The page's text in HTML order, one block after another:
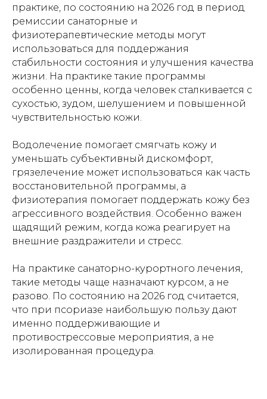
практике, по состоянию на 2026 год в период
ремиссии санаторные и
физиотерапевтические методы могут
использоваться для поддержания
стабильности состояния и улучшения качества
жизни. На практике такие программы
особенно ценны, когда человек сталкивается с
сухостью, зудом, шелушением и повышенной
чувствительностью кожи.
Водолечение помогает смягчать кожу и
уменьшать субъективный дискомфорт,
грязелечение может использоваться как часть
восстановительной программы, а
физиотерапия помогает поддержать кожу без
агрессивного воздействия. Особенно важен
щадящий режим, когда кожа реагирует на
внешние раздражители и стресс.
На практике санаторно-курортного лечения,
такие методы чаще назначают курсом, а не
разово. По состоянию на 2026 год считается,
что при псориазе наибольшую пользу дают
именно поддерживающие и
противострессовые мероприятия, а не
изолированная процедура.